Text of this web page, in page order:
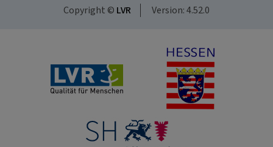
Copyright © LVR Version: 4.52.0